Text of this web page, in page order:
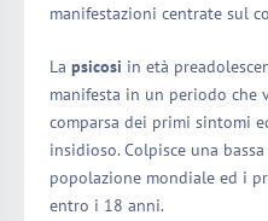
manifestazioni centrate sul
La psicosi in età
manifesta in un periodo che
comparsa dei primi sintomi
insidioso. Colpisce una
popolazione mondiale ed i
entro i 18 anni.